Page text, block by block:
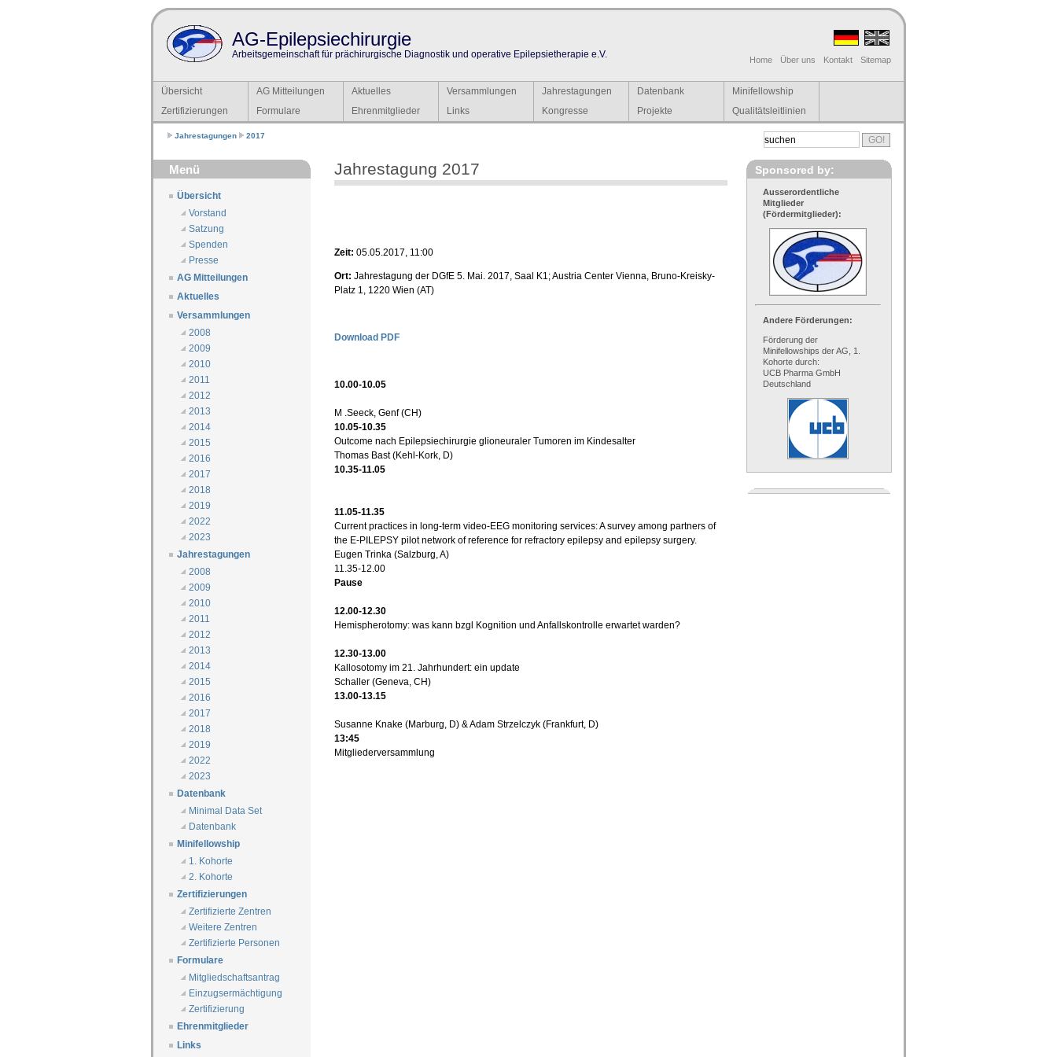
AG-Epilepsiechirurgie
Arbeitsgemeinschaft für prächirurgische Diagnostik und operative Epilepsietherapie e.V. Home Über uns Kontakt Sitemap
Übersicht AG Mitteilungen Aktuelles Versammlungen Jahrestagungen Datenbank
Minifellowship
Zertifizierungen
Formulare Ehrenmitglieder Links Kongresse Projekte Qualitätsleitlinien
Jahrestagungen 2017
Menü
Übersicht
Vorstand
Satzung
Spenden
Presse
AG Mitteilungen
Aktuelles
Versammlungen
2008
2009
2010
2011
2012
2013
2014
2015
2016
2017
2018
2019
2022
2023
Jahrestagungen
2008
2009
2010
2011
2012
2013
2014
2015
2016
2017
2018
2019
2022
2023
Datenbank
Minimal Data Set
Datenbank
Minifellowship
1. Kohorte
2. Kohorte
Zertifizierungen
Zertifizierte Zentren
Weitere Zentren
Zertifizierte Personen
Formulare
Mitgliedschaftsantrag
Einzugsermächtigung
Zertifizierung
Ehrenmitglieder
Links
Jahrestagung 2017
Zeit: 05.05.2017, 11:00
Ort: Jahrestagung der DGfE 5. Mai. 2017, Saal K1; Austria Center Vienna, Bruno-Kreisky-
Platz 1, 1220 Wien (AT)
Download PDF
10.00-10.05
M .Seeck, Genf (CH)
10.05-10.35
Outcome nach Epilepsiechirurgie glioneuraler Tumoren im Kindesalter
Thomas Bast (Kehl-Kork, D)
10.35-11.05
11.05-11.35
Current practices in long-term video-EEG monitoring services: A survey among partners of
the E-PILEPSY pilot network of reference for refractory epilepsy and epilepsy surgery.
Eugen Trinka (Salzburg, A)
11.35-12.00
Pause
12.00-12.30
Hemispherotomy: was kann bzgl Kognition und Anfallskontrolle erwartet warden?
12.30-13.00
Kallosotomy im 21. Jahrhundert: ein update
Schaller (Geneva, CH)
13.00-13.15
Susanne Knake (Marburg, D) & Adam Strzelczyk (Frankfurt, D)
13:45
Mitgliederversammlung
Sponsored by:
Ausserordentliche
Mitglieder
(Fördermitglieder):
Andere Förderungen:
Förderung der
Minifellowships der AG, 1.
Kohorte durch:
UCB Pharma GmbH
Deutschland